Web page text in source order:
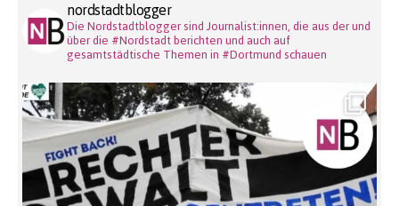
nordstadtblogger
Die Nordstadtblogger sind Journalist:innen, die aus der und
über die #Nordstadt berichten und auch auf
gesamtstädtische Themen in #Dortmund schauen